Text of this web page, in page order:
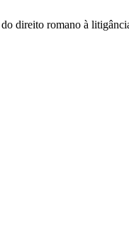
direito romano à